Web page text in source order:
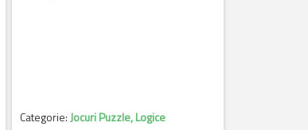
Categorie:Jocuri Puzzle, Logice